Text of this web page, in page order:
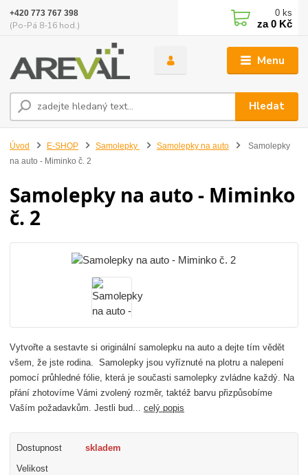
Menu
Hledat
+420 773 767 398
(Po-Pá 8-16 hod.)
0 ks
za0 Kč
Úvod E-SHOP Samolepky Samolepky na auto
Samolepky
na auto - Miminko č. 2
Samolepky na auto - Miminko
č. 2
Vytvořte a sestavte si originální samolepku na auto a dejte tím vědět
všem, že jste rodina. Samolepky jsou vyříznuté na plotru a nalepení
pomocí průhledné fólie, která je současti samolepky zvládne každý. Na
přání zhotovíme Vámi zvolený rozměr, taktéž barvu přizpůsobíme
Vaším požadavkům. Jestli bud...celý popis
Dostupnost skladem
Velikost